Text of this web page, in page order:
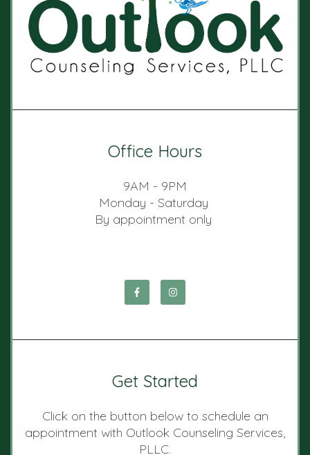
Office Hours
9AM - 9PM
Monday - Saturday
By appointment only
Get Started
Click on the button below to schedule an
appointment with Outlook Counseling Services,
PLLC.